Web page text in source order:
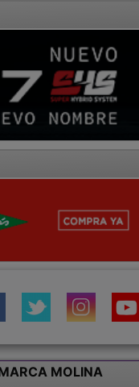
MOLINA